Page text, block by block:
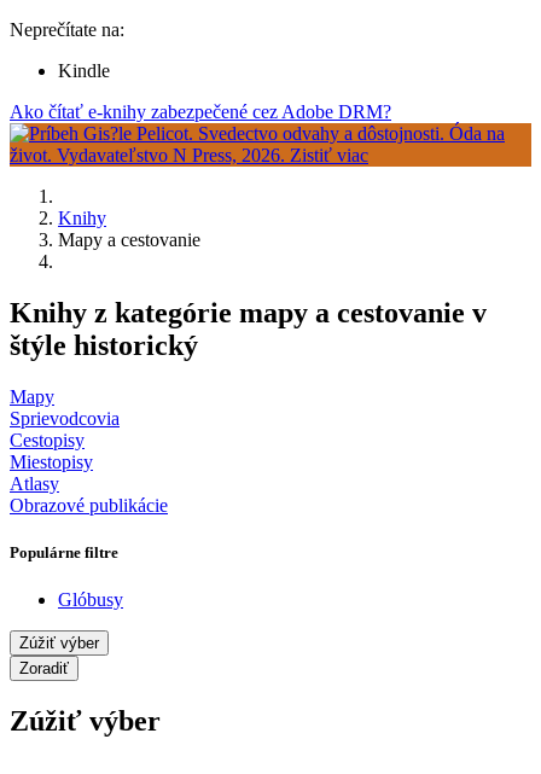
Neprečítate na:
Kindle
Ako čítať e-knihy zabezpečené cez Adobe DRM?
Knihy
Mapy a cestovanie
Knihy z kategórie mapy a cestovanie v
štýle historický
Mapy
Sprievodcovia
Cestopisy
Miestopisy
Atlasy
Obrazové publikácie
Populárne filtre
Glóbusy
Zúžiť výber
Zoradiť
Zúžiť výber